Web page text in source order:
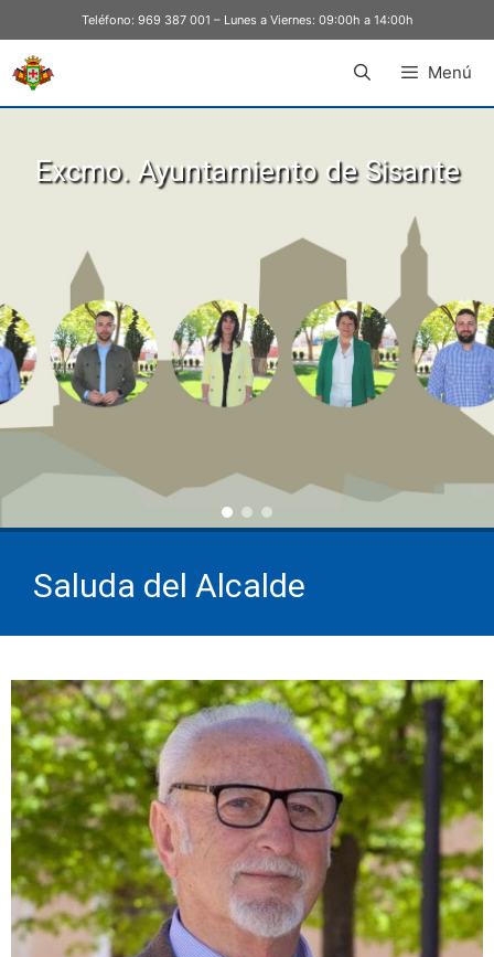
Teléfono: 969 387 001 – Lunes a Viernes: 09:00h a 14:00h
Menú
Excmo. Ayuntamiento de Sisante
Saluda del Alcalde